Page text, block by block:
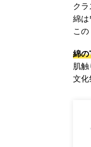
ク
綿は
こ
綿の
肌
文化